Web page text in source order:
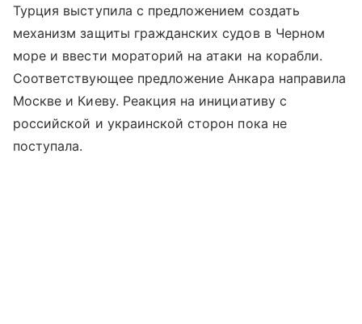
Турция выступила с предложением создать
механизм защиты гражданских судов в Черном
море и ввести мораторий на атаки на корабли.
Соответствующее предложение Анкара направила
Москве и Киеву. Реакция на инициативу с
российской и украинской сторон пока не
поступала.